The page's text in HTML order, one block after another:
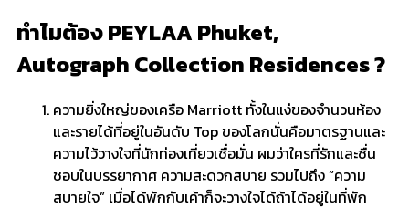
​ทำไมต้อง PEYLAA Phuket,
Autograph Collection Residences ?
ความยิ่งใหญ่ของเครือ Marriott ทั้งในแง่ของจำนวนห้อง
และรายได้ที่อยู่ในอันดับ Top ของโลกนั่นคือมาตรฐานและ
ความไว้วางใจที่นักท่องเที่ยวเชื่อมั่น ผมว่าใครที่รักและชื่น
ชอบในบรรยากาศ ความสะดวกสบาย รวมไปถึง “ความ
สบายใจ” เมื่อได้พักกับเค้าก็จะวางใจได้ถ้าได้อยู่ในที่พัก